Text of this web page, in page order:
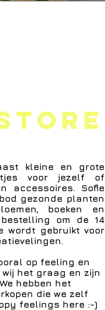
kleine en grote
voor jezelf of
accessoires. Sofie
gezonde planten
boeken en
om de 14
wordt gebruikt voor
op feeling en
het graag en zijn
hebben het
die we zelf
feelings here :-)